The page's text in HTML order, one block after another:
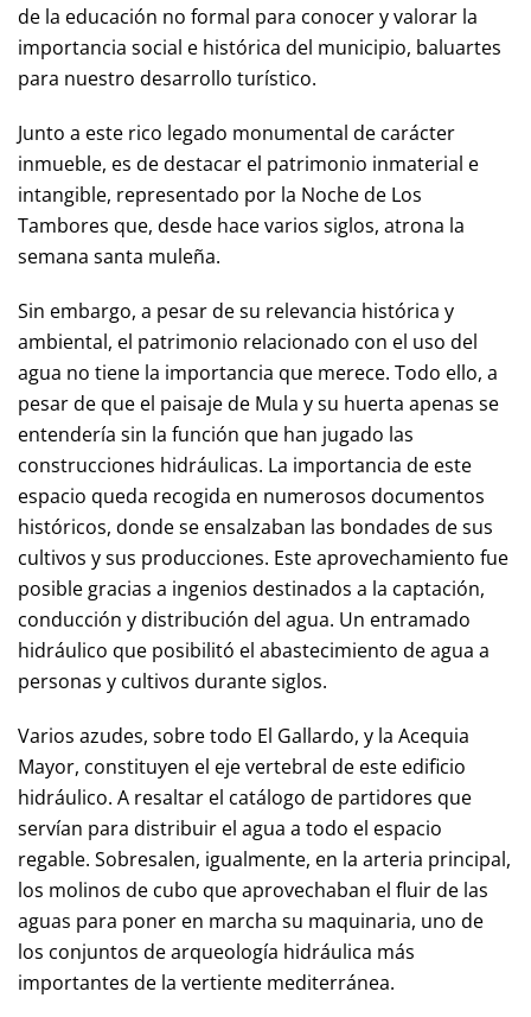
de la educación no formal para conocer y valorar la
importancia social e histórica del municipio, baluartes
para nuestro desarrollo turístico.
Junto a este rico legado monumental de carácter
inmueble, es de destacar el patrimonio inmaterial e
intangible, representado por la Noche de Los
Tambores que, desde hace varios siglos, atrona la
semana santa muleña.
Sin embargo, a pesar de su relevancia histórica y
ambiental, el patrimonio relacionado con el uso del
agua no tiene la importancia que merece. Todo ello, a
pesar de que el paisaje de Mula y su huerta apenas se
entendería sin la función que han jugado las
construcciones hidráulicas. La importancia de este
espacio queda recogida en numerosos documentos
históricos, donde se ensalzaban las bondades de sus
cultivos y sus producciones. Este aprovechamiento fue
posible gracias a ingenios destinados a la captación,
conducción y distribución del agua. Un entramado
hidráulico que posibilitó el abastecimiento de agua a
personas y cultivos durante siglos.
Varios azudes, sobre todo El Gallardo, y la Acequia
Mayor, constituyen el eje vertebral de este edificio
hidráulico. A resaltar el catálogo de partidores que
servían para distribuir el agua a todo el espacio
regable. Sobresalen, igualmente, en la arteria principal,
los molinos de cubo que aprovechaban el fluir de las
aguas para poner en marcha su maquinaria, uno de
los conjuntos de arqueología hidráulica más
importantes de la vertiente mediterránea.